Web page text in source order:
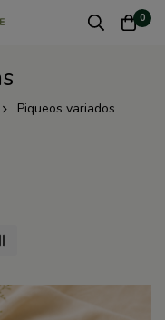
0
Piqueos variados